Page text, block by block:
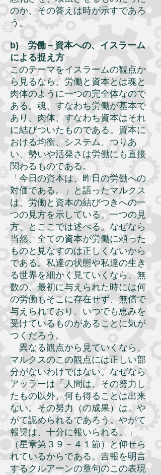
のか、その答えは時が示すであろ
う。
b) 労働－資本への、イスラーム
による捉え方
このテーマをイスラームの観点か
ら見るなら、労働と資本とは魂と
肉体のように一つの完全体なので
ある。魂、すなわち労働が基本で
あり、肉体、すなわち資本はそれ
に結びついたものである。資本に
おける均衡、システム、つりあ
い、勢いや活発さは労働にも直接
関わるものである。
「今日の資本は、昨日の労働への
対価である。」と語ったマルクス
は、労働と資本の結びつきへの一
つの見方を示している。一つの見
方、とここでは述べる。なぜなら
当然、全ての資本が労働に頼った
ものと見なすのは正しくないから
である。私達の状態や私達の生き
る世界を細かく見ていくなら、無
数の、最初に与えられた時には何
の労働もそこに存在せず、無償で
与えられており、いつでも恵みを
受けているものがあることに気が
つくだろう。
異なる観点から見ていくなら、
マルクスのこの観点には正しい部
分がないわけではない。なぜなら
アッラーは「人間は、その努力し
たもの以外、何も得ることは出来
ない。その努力（の成果）は、や
がて認められるであろう。やがて
報奨は、十分に報いられる。」
（星章第３９－４１節）と仰せら
れているからである。吉報を明言
するクルアーンの章句のこの表現